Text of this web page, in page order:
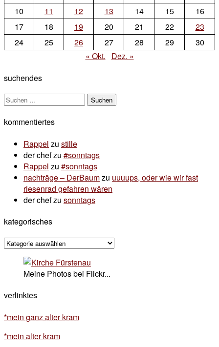
10
11 12 13 14 15
16
17
18 19 20 21 22
23
24
25 26 27 28 29
30
« Okt.
Dez. »
suchendes
Suchen
kommentiertes
Rappel zu stille
der chefzu #sonntags
Rappel zu #sonntags
nachträge – DerBaumzu uuuups, oder wie wir fast
riesenrad gefahren wären
der chefzu sonntags
kategorisches
kategorisches
Meine Photos bei Flickr...
verlinktes
*mein ganz alter kram
*mein alter kram